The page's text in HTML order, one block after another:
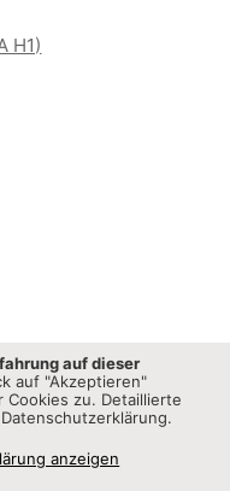
auf dieser
auf "Akzeptieren"
Cookies zu. Detaillierte
anzeigen
H1)